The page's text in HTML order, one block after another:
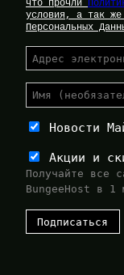
что прочли
условия, а так же
Персональных
Новости
Акции и
Получайте все
BungeeHost в 1